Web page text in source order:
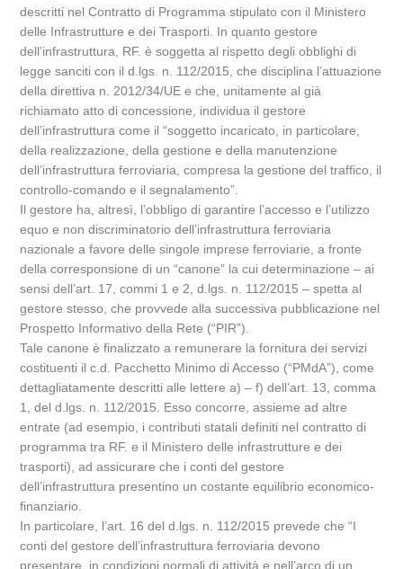
descritti nel Contratto di Programma stipulato con il Ministero
delle Infrastrutture e dei Trasporti. In quanto gestore
dell’infrastruttura, RF. è soggetta al rispetto degli obblighi di
legge sanciti con il d.lgs. n. 112/2015, che disciplina l’attuazione
della direttiva n. 2012/34/UE e che, unitamente al già
richiamato atto di concessione, individua il gestore
dell’infrastruttura come il “soggetto incaricato, in particolare,
della realizzazione, della gestione e della manutenzione
dell’infrastruttura ferroviaria, compresa la gestione del traffico, il
controllo-comando e il segnalamento”.
Il gestore ha, altresì, l’obbligo di garantire l’accesso e l’utilizzo
equo e non discriminatorio dell’infrastruttura ferroviaria
nazionale a favore delle singole imprese ferroviarie, a fronte
della corresponsione di un “canone” la cui determinazione – ai
sensi dell’art. 17, commi 1 e 2, d.lgs. n. 112/2015 – spetta al
gestore stesso, che provvede alla successiva pubblicazione nel
Prospetto Informativo della Rete (“PIR”).
Tale canone è finalizzato a remunerare la fornitura dei servizi
costituenti il c.d. Pacchetto Minimo di Accesso (“PMdA”), come
dettagliatamente descritti alle lettere a) – f) dell’art. 13, comma
1, del d.lgs. n. 112/2015. Esso concorre, assieme ad altre
entrate (ad esempio, i contributi statali definiti nel contratto di
programma tra RF. e il Ministero delle infrastrutture e dei
trasporti), ad assicurare che i conti del gestore
dell’infrastruttura presentino un costante equilibrio economico-
finanziario.
In particolare, l’art. 16 del d.lgs. n. 112/2015 prevede che “I
conti del gestore dell’infrastruttura ferroviaria devono
presentare, in condizioni normali di attività e nell’arco di un